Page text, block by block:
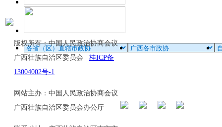
版权所有：中国人民政治协商会议
广西壮族自治区委员会 桂ICP备
13004002号-1
网站主办：中国人民政治协商会议
广西壮族自治区委员会办公厅